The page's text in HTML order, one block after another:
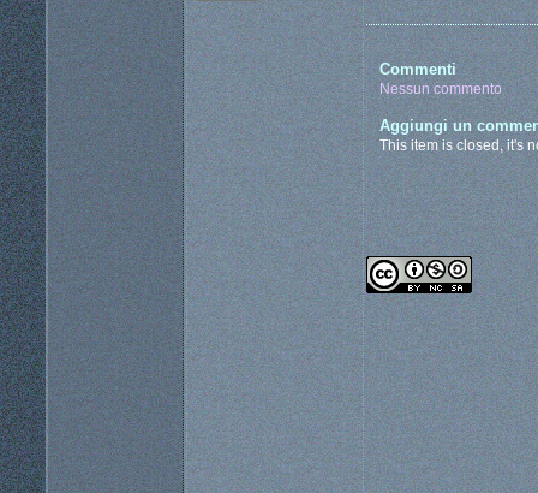
Commenti
Nessun commento
Aggiungi un
This item is closed, it's